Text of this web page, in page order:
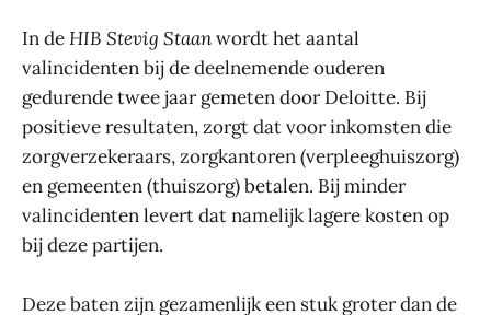
In deHIB Stevig Staanwordt het aantal
valincidenten bij de deelnemende ouderen
gedurende twee jaar gemeten door Deloitte. Bij
positieve resultaten, zorgt dat voor inkomsten die
zorgverzekeraars, zorgkantoren (verpleeghuiszorg)
en gemeenten (thuiszorg) betalen. Bij minder
valincidenten levert dat namelijk lagere kosten op
bij deze partijen.
Deze baten zijn gezamenlijk een stuk groter dan de